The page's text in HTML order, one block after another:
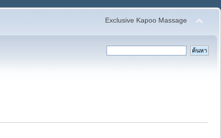
Exclusive Kapoo Massage